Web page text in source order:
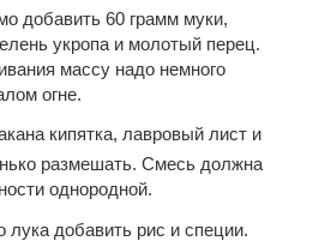
добавить 60 грамм муки,
укропа и молотый перец.
массу надо немного
огне.
кипятка, лавровый лист и
размешать. Смесь должна
однородной.
добавить рис и специи.